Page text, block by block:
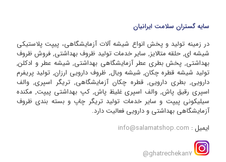
سایه گستران سلامت ایرانیان
در زمینه تولید و پخش انواع شیشه آلات آزمایشگاهی، پیپت پلاستیکی
شیشه ای, حلقه متالایز, سایر خدمات تولید ظروف بهداشتی, فروش ظروف
بهداشتی, پخش بطری عطر آزمایشگاهی بهداشتی, شیشه عطر و ادکلن,
تولید شیشه قطره چکان, شیشه ویال, ظروف دارویی ارزان, تولید پریفرم
دارویی, بطری دارویی, قطره چکان آزمایشگاهی, تریگر اسپری, والف
اسپری رقیق پاش, والف اسپری غلیظ پاش, کپ بهداشتی پیپت, مکنده
سیلیکونی پیپت و سایر خدمات تولید تریگر چاپ و بسته بندی ظروف
آزمایشگاهی بهداشتی و دارویی فعالیت دارد.
ایمیل : info@salamatshop.com
ghatrechekan7@